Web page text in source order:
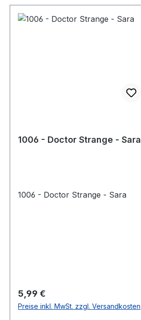
1006 - Doctor Strange - Sara
1006 - Doctor Strange - Sara
Regulärer Preis:
5,99 €
Preise inkl. MwSt. zzgl. Versandkosten